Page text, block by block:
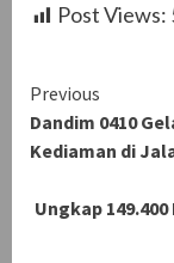
Post Views:
Continue
Reading
Previous
Dandim 0410
Kediaman di
Ungkap